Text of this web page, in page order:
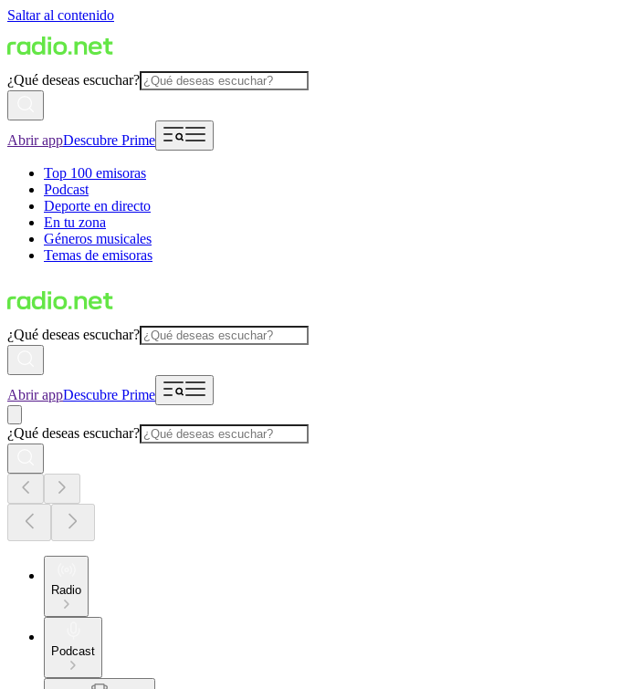
Saltar al contenido
¿Qué deseas escuchar?
Abrir appDescubre Prime
Top 100 emisoras
Podcast
Deporte en directo
En tu zona
Géneros musicales
Temas de emisoras
¿Qué deseas escuchar?
Abrir appDescubre Prime
¿Qué deseas escuchar?
Radio
Podcast